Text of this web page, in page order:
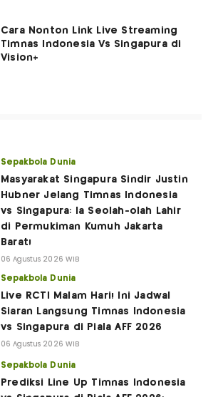
Cara Nonton Link Live Streaming
Timnas Indonesia Vs Singapura di
Vision+
Sepakbola Dunia
Masyarakat Singapura Sindir Justin
Hubner Jelang Timnas Indonesia
vs Singapura: Ia Seolah-olah Lahir
di Permukiman Kumuh Jakarta
Barat!
06 Agustus 2026 WIB
Sepakbola Dunia
Live RCTI Malam Hari! Ini Jadwal
Siaran Langsung Timnas Indonesia
vs Singapura di Piala AFF 2026
06 Agustus 2026 WIB
Sepakbola Dunia
Prediksi Line Up Timnas Indonesia